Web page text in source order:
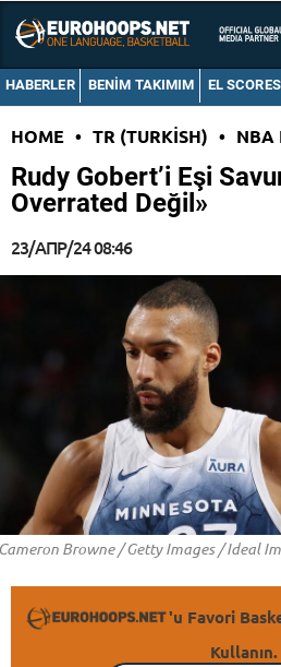
HABERLER BENIM TAKIMIM EL SCORES
HOME • TR (TURKISH) • NBA
Rudy Gobert’i Eşi
Overrated Değil»
23/АПР/24 08:46
Browne / Getty Images / Ideal
'u Favori
Kullanın.